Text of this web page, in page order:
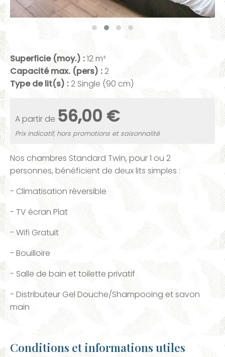
Superficie (moy.) :12 m²
Capacité max. (pers) : 2
Type de lit(s) : 2 Single (90 cm)
A partir de 56,00 €
Prix indicatif, hors promotions et saisonnalité
Nos chambres Standard Twin, pour 1 ou 2
personnes, bénéficient de deux lits simples :
- Climatisation réversible
- TV écran Plat
- Wifi Gratuit
- Bouilloire
- Salle de bain et toilette privatif
- Distributeur Gel Douche/Shampooing et savon
main
Conditions et informations utiles